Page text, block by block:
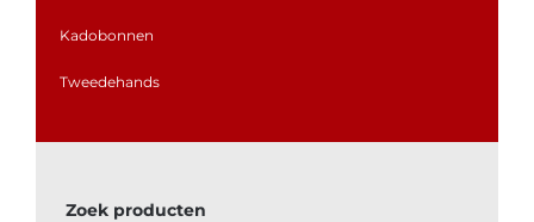
Kadobonnen
Tweedehands
Zoek producten